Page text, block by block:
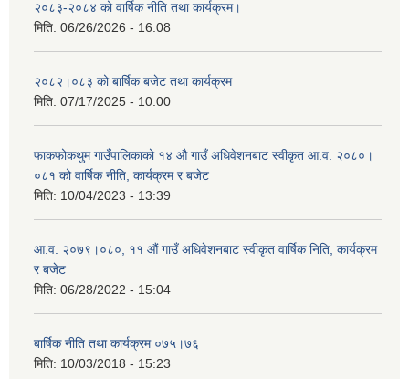
२०८३-२०८४ को वार्षिक नीति तथा कार्यक्रम।
मिति: 06/26/2026 - 16:08
२०८२।०८३ को बार्षिक बजेट तथा कार्यक्रम
मिति: 07/17/2025 - 10:00
फाकफोकथुम गाउँपालिकाको १४ औ गाउँ अधिवेशनबाट स्वीकृत आ.व. २०८०।
०८१ को वार्षिक नीति, कार्यक्रम र बजेट
मिति: 10/04/2023 - 13:39
आ.व. २०७९।०८०, ११ औं गाउँ अधिवेशनबाट स्वीकृत वार्षिक निति, कार्यक्रम
र बजेट
मिति: 06/28/2022 - 15:04
बार्षिक नीति तथा कार्यक्रम ०७५।७६
मिति: 10/03/2018 - 15:23